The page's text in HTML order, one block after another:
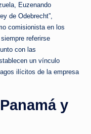
Euzenando
de Odebrecht”,
comisionista en los
referirse
con las
un vínculo
ilícitos de la empresa
y